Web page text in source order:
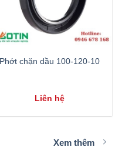
Phớt chặn dầu 100-120-10
Liên hệ
Xem thêm